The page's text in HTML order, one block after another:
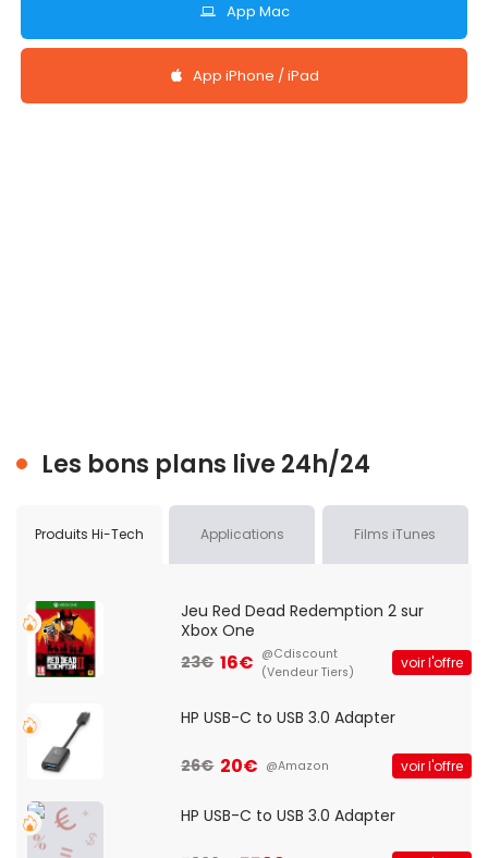
App Mac
App iPhone / iPad
Les bons plans live 24h/24
Produits Hi-Tech Applications Films iTunes
Jeu Red Dead Redemption 2 sur
Xbox One
23€ 16€ @Cdiscount
(Vendeur Tiers)
voir l'offre
HP USB-C to USB 3.0 Adapter
26€ 20€ @Amazon voir l'offre
HP USB-C to USB 3.0 Adapter